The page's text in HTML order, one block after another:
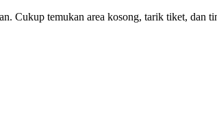
Cukup temukan area kosong, tarik tiket, dan